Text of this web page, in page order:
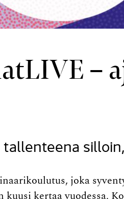
–
joka
kertaa vuodessa.